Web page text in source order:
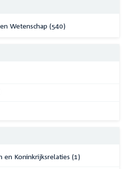
Wetenschap (540)
en Koninkrijksrelaties (1)